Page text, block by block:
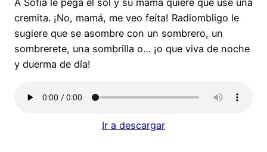
A Sofía le pega el sol y su mamá quiere que use una
cremita. ¡No, mamá, me veo feíta! Radiombligo le
sugiere que se asombre con un sombrero, un
sombrerete, una sombrilla o… ¡o que viva de noche
y duerma de día!
Ir a descargar